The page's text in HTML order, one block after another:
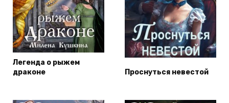
Легенда о рыжем
драконе
Проснуться невестой